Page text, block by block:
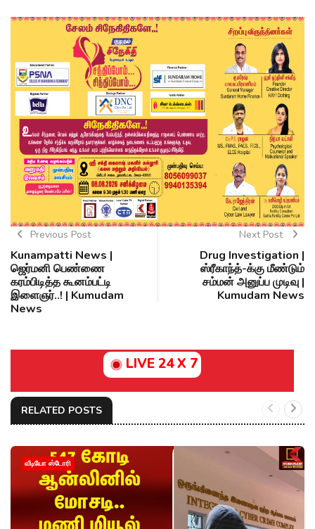
Previous Post
Kunampatti News |
ஜெர்மனி பெண்ணை
கரம்பிடித்த கூனம்பட்டி
இளைஞர்..! | Kumudam
News
Next Post
Drug Investigation |
ஸ்ரீகாந்த்-க்கு மீண்டும்
சம்மன் அனுப்ப முடிவு |
Kumudam News
LIVE 24 X 7
RELATED POSTS
வீடியோ ஸ்டோரி